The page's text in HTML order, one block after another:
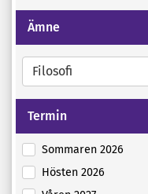
Ämne
Filosofi
Termin
Sommaren 2026
Hösten 2026